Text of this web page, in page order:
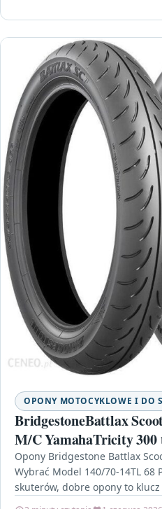
OPONY MOTOCYKLOWE I DO
BridgestoneBattlax
M/C YamahaTricity 300
Opony Bridgestone Battlax
Wybrać Model 140/70-14TL 68
skuterów, dobre opony to